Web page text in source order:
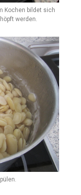
Kochen bildet sich
werden.